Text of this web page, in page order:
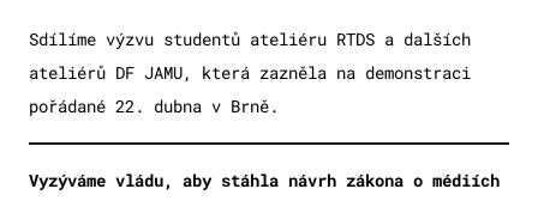
Sdílíme výzvu studentů ateliéru RTDS a dalších
ateliérů DF JAMU, která zazněla na demonstraci
pořádané 22. dubna v Brně.
Vyzýváme vládu, aby stáhla návrh zákona o médiích